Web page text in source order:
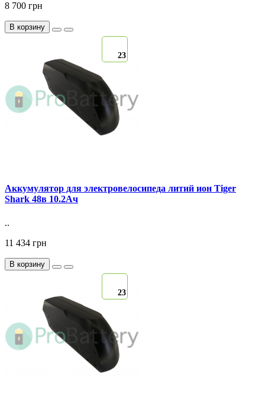
8 700 грн
В корзину
23
Аккумулятор для электровелосипеда литий ион Tiger
Shark 48в 10.2Ач
..
11 434 грн
В корзину
23